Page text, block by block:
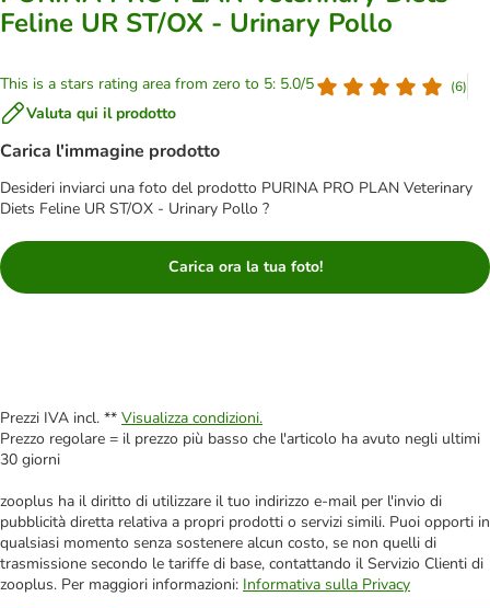
Feline UR ST/OX - Urinary Pollo
This is a stars rating area from zero to 5: 5.0/5 (6)
Valuta qui il prodotto
Carica l'immagine prodotto
Desideri inviarci una foto del prodotto PURINA PRO PLAN Veterinary
Diets Feline UR ST/OX - Urinary Pollo ?
Carica ora la tua foto!
Prezzi IVA incl. ** Visualizza condizioni.
Prezzo regolare = il prezzo più basso che l'articolo ha avuto negli ultimi
30 giorni
zooplus ha il diritto di utilizzare il tuo indirizzo e-mail per l'invio di
pubblicità diretta relativa a propri prodotti o servizi simili. Puoi opporti in
qualsiasi momento senza sostenere alcun costo, se non quelli di
trasmissione secondo le tariffe di base, contattando il Servizio Clienti di
zooplus. Per maggiori informazioni: Informativa sulla Privacy